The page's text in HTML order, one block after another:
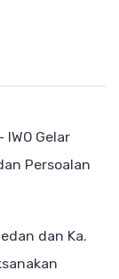
Gelar
Persoalan
dan Ka.